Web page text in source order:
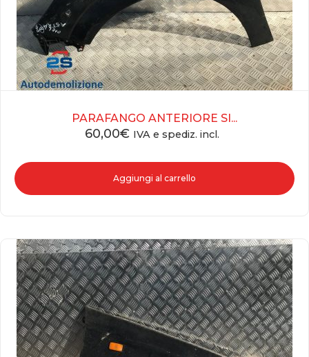
PARAFANGO ANTERIORE SI...
60,00€ IVA e spediz. incl.
Aggiungi al carrello